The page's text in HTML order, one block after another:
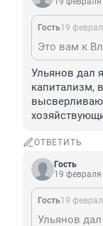
Гость19
Ульянов дал
капитализм,
ОТВЕТИТЬ
Гость
19 февраля
Гость19